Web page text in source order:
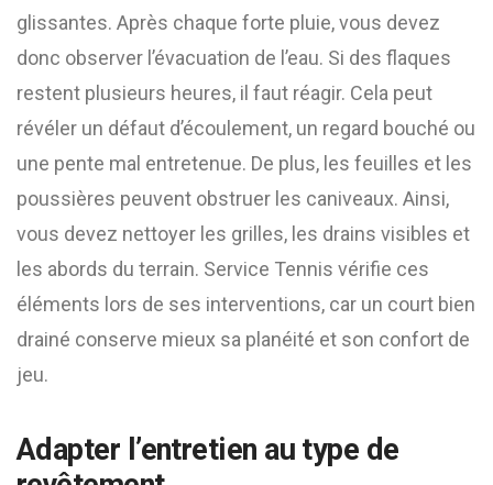
glissantes. Après chaque forte pluie, vous devez
donc observer l’évacuation de l’eau. Si des flaques
restent plusieurs heures, il faut réagir. Cela peut
révéler un défaut d’écoulement, un regard bouché ou
une pente mal entretenue. De plus, les feuilles et les
poussières peuvent obstruer les caniveaux. Ainsi,
vous devez nettoyer les grilles, les drains visibles et
les abords du terrain. Service Tennis vérifie ces
éléments lors de ses interventions, car un court bien
drainé conserve mieux sa planéité et son confort de
jeu.
Adapter l’entretien au type de